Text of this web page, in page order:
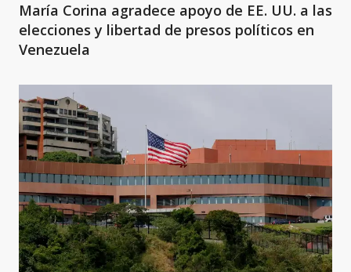
María Corina agradece apoyo de EE. UU. a las
elecciones y libertad de presos políticos en
Venezuela